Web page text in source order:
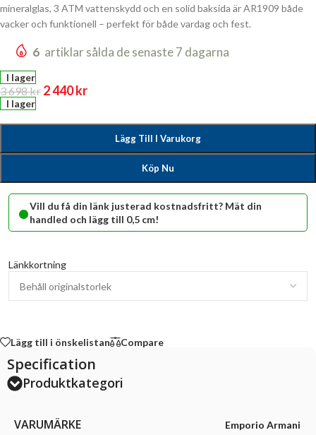
mineralglas, 3 ATM vattenskydd och en solid baksida är AR1909 både
vacker och funktionell – perfekt för både vardag och fest.
6 artiklar sålda de senaste 7 dagarna
I lager
3 698kr 2 440kr
I lager
Lägg Till I Varukorg
Köp Nu
•Vill du få din länk justerad kostnadsfritt? Mät din
handled och lägg till 0,5 cm!
Länkkortning
Lägg till i önskelistan Compare
Specification
Produktkategori
VARUMÄRKE Emporio Armani